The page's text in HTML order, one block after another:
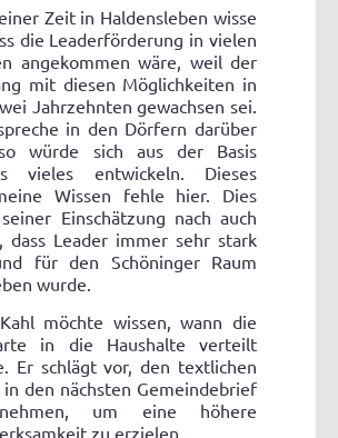
Zeit in Haldensleben wisse
die Leaderförderung in vielen
angekommen wäre, weil der
mit diesen Möglichkeiten in
Jahrzehnten gewachsen sei.
in den Dörfern darüber
würde sich aus der Basis
vieles entwickeln. Dieses
Wissen fehle hier. Dies
Einschätzung nach auch
dass Leader immer sehr stark
für den Schöninger Raum
wurde.
möchte wissen, wann die
in die Haushalte verteilt
Er schlägt vor, den textlichen
in den nächsten Gemeindebrief
um eine höhere
zu erzielen.